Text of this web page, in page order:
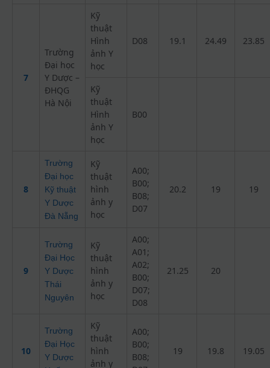
7
Trường
Đại học
Y Dược –
ĐHQG
Hà Nội
Kỹ
thuật
Hình
ảnh Y
học
D08 19.1 24.49 23.85
Kỹ
thuật
Hình
ảnh Y
học
B00
8
Trường
Đại học
Kỹ thuật
Y Dược
Đà Nẵng
Kỹ
thuật
hình
ảnh y
học
A00;
B00;
B08;
D07
20.2 19 19
9
Trường
Đại Học
Y Dược
Thái
Nguyên
Kỹ
thuật
hình
ảnh y
học
A00;
A01;
A02;
B00;
D07;
D08
21.25 20
10
Trường
Đại Học
Y Dược
Kỹ
thuật
hình
ảnh y
A00;
B00;
B08;
19 19.8 19.05